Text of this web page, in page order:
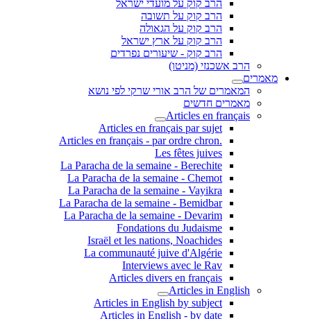
הרב קוק על מועדי ישראל
הרב קוק על תשובה
הרב קוק על הגאולה
הרב קוק על ארץ ישראל
הרב קוק - שיעורים נפרדים
הרב אשכנזי (מניטו)
מאמרים
המאמרים של הרב אורי שרקי לפי נושא
מאמרים חדשים
Articles en français
Articles en français par sujet
.Articles en français - par ordre chron
Les fêtes juives
La Paracha de la semaine - Berechite
La Paracha de la semaine - Chemot
La Paracha de la semaine - Vayikra
La Paracha de la semaine - Bemidbar
La Paracha de la semaine - Devarim
Fondations du Judaisme
Israël et les nations, Noachides
La communauté juive d'Algérie
Interviews avec le Rav
Articles divers en français
Articles in English
Articles in English by subject
Articles in English - by date